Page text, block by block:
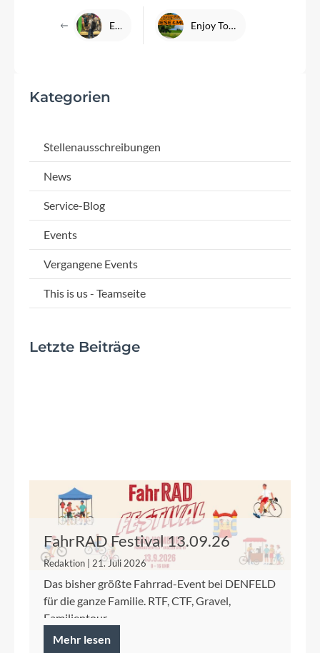
Eurobike Videos Enjoy Touring Ride 09.08.2026
Kategorien
Stellenausschreibungen
News
Service-Blog
Events
Vergangene Events
This is us - Teamseite
Letzte Beiträge
FahrRAD Festival 13.09.26
Redaktion | 21. Juli 2026
Das bisher größte Fahrrad-Event bei DENFELD
für die ganze Familie. RTF, CTF, Gravel,
Familientour.
Mehr lesen